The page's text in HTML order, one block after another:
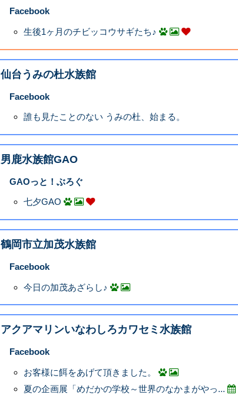
Facebook
生後1ヶ月のチビッコウサギたち♪
仙台うみの杜水族館
Facebook
誰も見たことのない うみの杜、始まる。
男鹿水族館GAO
GAOっと！ぶろぐ
七夕GAO
鶴岡市立加茂水族館
Facebook
今日の加茂あざらし♪
アクアマリンいなわしろカワセミ水族館
Facebook
お客様に餌をあげて頂きました。
夏の企画展「めだかの学校～世界のなかまがやっ...